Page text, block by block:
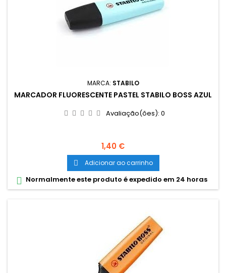
MARCA: STABILO
MARCADOR FLUORESCENTE PASTEL STABILO BOSS AZUL
Avaliação(ões): 0
Preço
1,40 €
 Adicionar ao carrinho
 Normalmente este produto é expedido em 24 horas